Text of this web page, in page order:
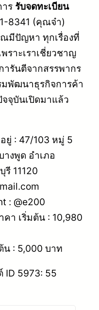
ร รับจดทะเบียน
8341 (คุณจ๋า)
มีปัญหา ทุกเรื่องที่
ราะเราเชี่ยวชาญ
รันตีจากสรรพากร
มพัฒนาธุรกิจการค้า
จุบันเปิดมาแล้ว
ยู่ : 47/103 หมู่ 5
งพูด อำเภอ
รี 11120
: @e200
คา เริ่มต้น : 10,980
น : 5,000 บาท
ID 5973: 55